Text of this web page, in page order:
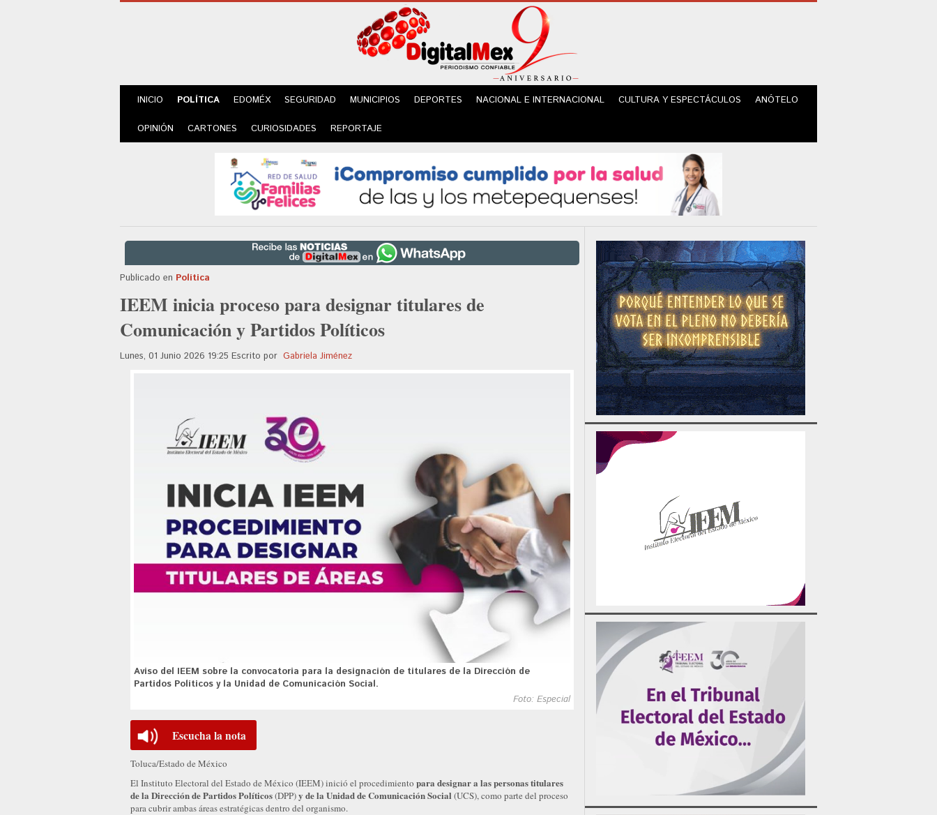
INICIO POLÍTICA EDOMÉX SEGURIDAD MUNICIPIOS DEPORTES NACIONAL E INTERNACIONAL CULTURA Y ESPECTÁCULOS ANÓTELO
OPINIÓN CARTONES CURIOSIDADES REPORTAJE
Publicado en Política
IEEM inicia proceso para designar titulares de
Comunicación y Partidos Políticos
Lunes, 01 Junio 2026 19:25 Escrito por Gabriela Jiménez
Aviso del IEEM sobre la convocatoria para la designación de titulares de la Dirección de
Partidos Políticos y la Unidad de Comunicación Social.
Foto: Especial
Escucha la nota
Toluca/Estado de México
El Instituto Electoral del Estado de México (IEEM) inició el procedimiento para designar a las personas titulares
de la Dirección de Partidos Políticos(DPP)y de la Unidad de Comunicación Social (UCS), como parte del proceso
para cubrir ambas áreas estratégicas dentro del organismo.